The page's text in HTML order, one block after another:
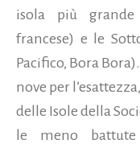
isola più grande
francese) e le
Pacifico, Bora
nove per
delle Isole della
le meno